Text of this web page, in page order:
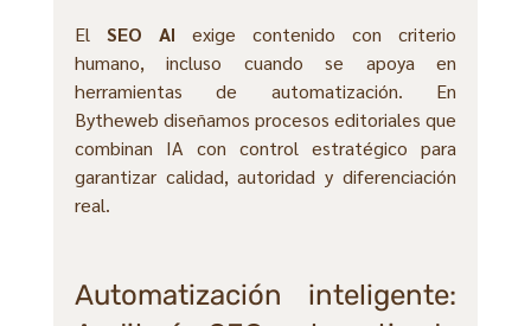
El SEO AI exige contenido con criterio
humano, incluso cuando se apoya en
herramientas de automatización. En
Bytheweb diseñamos procesos editoriales que
combinan IA con control estratégico para
garantizar calidad, autoridad y diferenciación
real.
Automatización inteligente: